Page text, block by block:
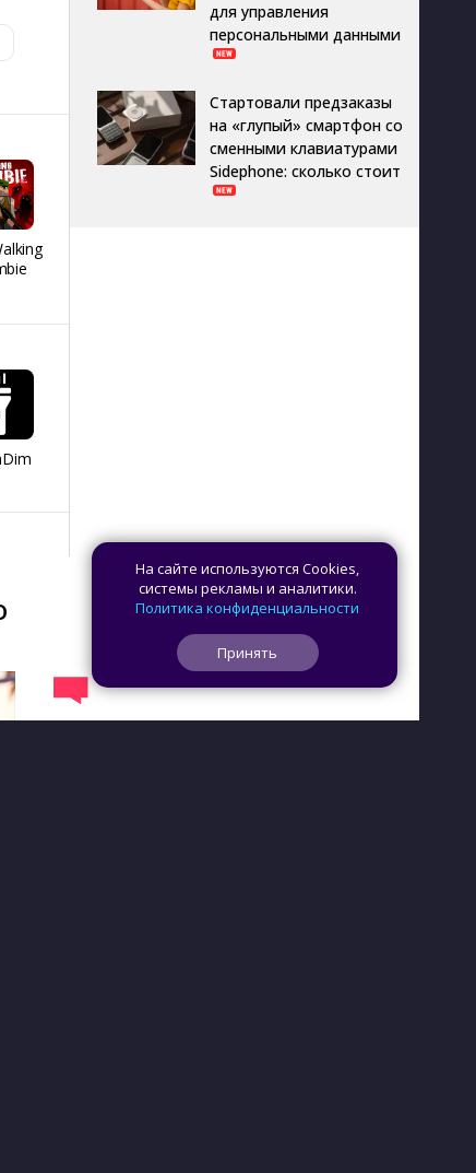
для управления
персональными данными
Стартовали предзаказы
на «глупый» смартфон со
сменными клавиатурами
Sidephone: сколько стоит
На сайте используются Cookies,
системы рекламы и аналитики.
Политика конфиденциальности
Принять